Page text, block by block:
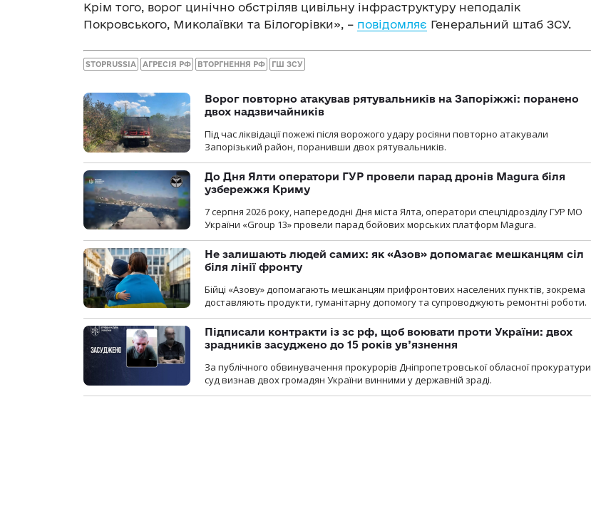
Крім того, ворог цинічно обстріляв цивільну інфраструктуру неподалік
Покровського, Миколаївки та Білогорівки», – повідомляє Генеральний штаб ЗСУ.
STOPRUSSIA АГРЕСІЯ РФ ВТОРГНЕННЯ РФ ГШ ЗСУ
Ворог повторно атакував рятувальників на Запоріжжі: поранено
двох надзвичайників
Під час ліквідації пожежі після ворожого удару росіяни повторно атакували
Запорізький район, поранивши двох рятувальників.
До Дня Ялти оператори ГУР провели парад дронів Magura біля
узбережжя Криму
7 серпня 2026 року, напередодні Дня міста Ялта, оператори спецпідрозділу ГУР МО
України «Group 13» провели парад бойових морських платформ Magura.
Не залишають людей самих: як «Азов» допомагає мешканцям сіл
біля лінії фронту
Бійці «Азову» допомагають мешканцям прифронтових населених пунктів, зокрема
доставляють продукти, гуманітарну допомогу та супроводжують ремонтні роботи.
Підписали контракти із зс рф, щоб воювати проти України: двох
зрадників засуджено до 15 років ув’язнення
За публічного обвинувачення прокурорів Дніпропетровської обласної прокуратури
суд визнав двох громадян України винними у державній зраді.